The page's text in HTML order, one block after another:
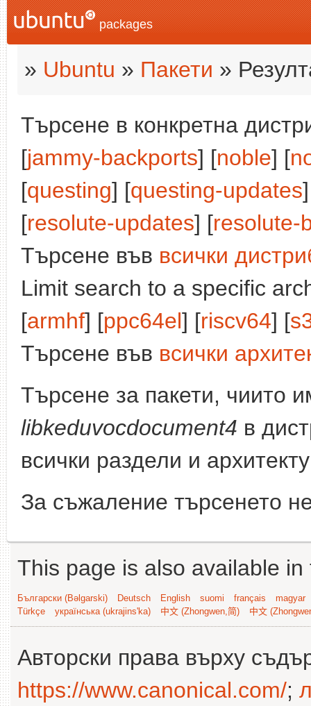
packages
» Ubuntu » Пакети »
Търсене в конкретна
[jammy-backports] [noble] [
[questing] [questing-updates
[resolute-updates] [resolute-
Търсене във всички
Limit search to a specific
[armhf] [ppc64el] [riscv64] [
Търсене във всички
Търсене за пакети, чиито
libkeduvocdocument4 в
всички раздели и
За съжаление търсенето
This page is also available
Български (Bəlgarski) Deutsch English suomi français
magyar
Türkçe
українська (ukrajins'ka) 中文 (Zhongwen,简) 中文
Авторски права върху
https://www.canonical.com/;